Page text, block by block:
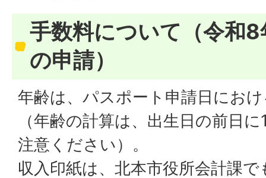
手数料について（令和
の申請）
年齢は、パスポート申請日にお
（年齢の計算は、出生日の前日
注意ください）。
収入印紙は、北本市役所会計課